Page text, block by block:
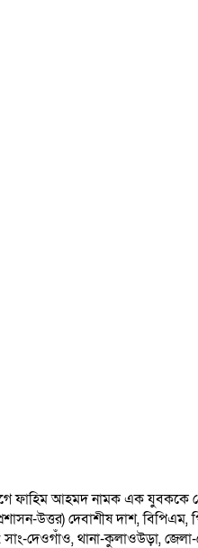
ফাহিম আহমদ নামক এক
উত্তর) দেবাশীষ দাশ, বিপিএম,
দেওগাঁও, থানা-কুলাওউড়া,